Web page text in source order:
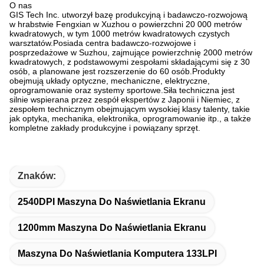
O nas
GIS Tech Inc. utworzył bazę produkcyjną i badawczo-rozwojową
w hrabstwie Fengxian w Xuzhou o powierzchni 20 000 metrów
kwadratowych, w tym 1000 metrów kwadratowych czystych
warsztatów.Posiada centra badawczo-rozwojowe i
posprzedażowe w Suzhou, zajmujące powierzchnię 2000 metrów
kwadratowych, z podstawowymi zespołami składającymi się z 30
osób, a planowane jest rozszerzenie do 60 osób.Produkty
obejmują układy optyczne, mechaniczne, elektryczne,
oprogramowanie oraz systemy sportowe.Siła techniczna jest
silnie wspierana przez zespół ekspertów z Japonii i Niemiec, z
zespołem technicznym obejmującym wysokiej klasy talenty, takie
jak optyka, mechanika, elektronika, oprogramowanie itp., a także
kompletne zakłady produkcyjne i powiązany sprzęt.
Znaków:
2540DPI Maszyna Do Naświetlania Ekranu
1200mm Maszyna Do Naświetlania Ekranu
Maszyna Do Naświetlania Komputera 133LPI